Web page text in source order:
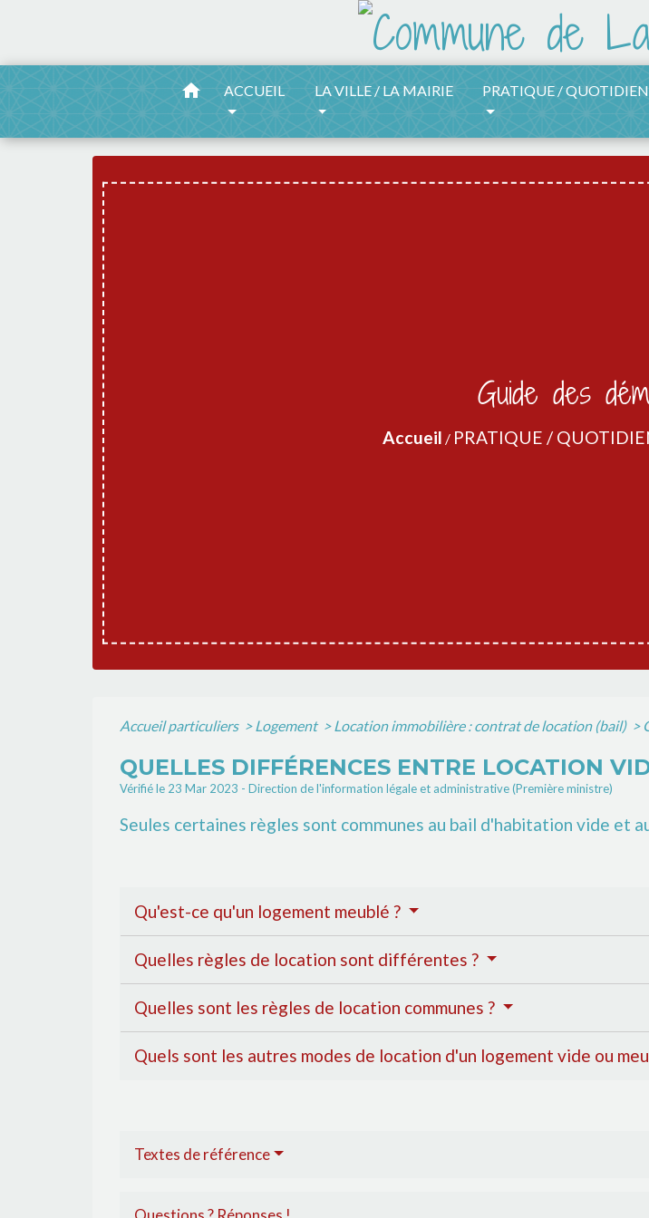
home ACCUEIL LA VILLE / LA MAIRIE PRATIQUE / QUOTIDIEN
Guide des
Accueil / PRATIQUE /
Accueil particuliers > Logement > Location immobilière : contrat de location (bail) >
QUELLES DIFFÉRENCES ENTRE LOCATION
Vérifié le 23 Mar 2023 - Direction de l'information légale et administrative (Première ministre)
Seules certaines règles sont communes au bail d'habitation vide et
Qu'est-ce qu'un logement meublé ?
Quelles règles de location sont différentes ?
Quelles sont les règles de location communes ?
Quels sont les autres modes de location d'un logement vide ou
Textes de référence